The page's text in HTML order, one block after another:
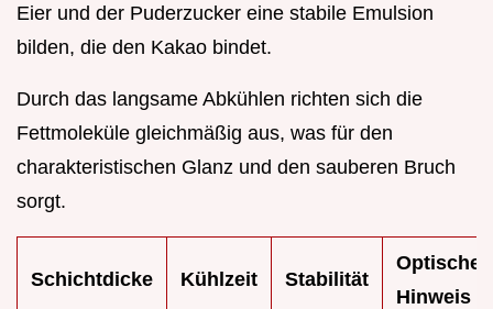
Eier und der Puderzucker eine stabile Emulsion
bilden, die den Kakao bindet.
Durch das langsame Abkühlen richten sich die
Fettmoleküle gleichmäßig aus, was für den
charakteristischen Glanz und den sauberen Bruch
sorgt.
Schichtdicke Kühlzeit Stabilität
Optischer
Hinweis